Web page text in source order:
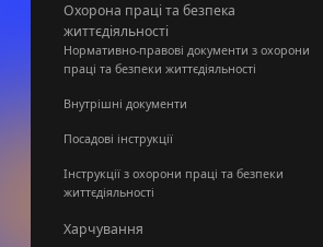
Охорона праці та безпека
життєдіяльності
Нормативно-правові документи з охорони
праці та безпеки життєдіяльності
Внутрішні документи
Посадові інструкції
Інструкції з охорони праці та безпеки
життєдіяльності
Харчування